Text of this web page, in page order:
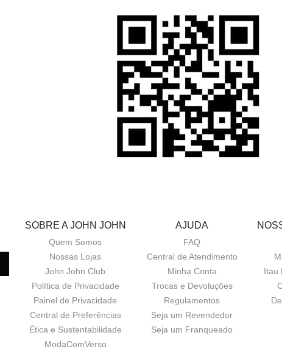
SOBRE A JOHN JOHN
Quem Somos
Nossas Lojas
John John Club
Política de Privacidade
Painel de Privacidade
Central de Preferências
Ética e Sustentabilidade
ModaComVerso
AJUDA
FAQ
Central de Atendimento
Minha Conta
Trocas e Devoluções
Regulamentos
Seja um Revendedor
Seja um Franqueado
Itau